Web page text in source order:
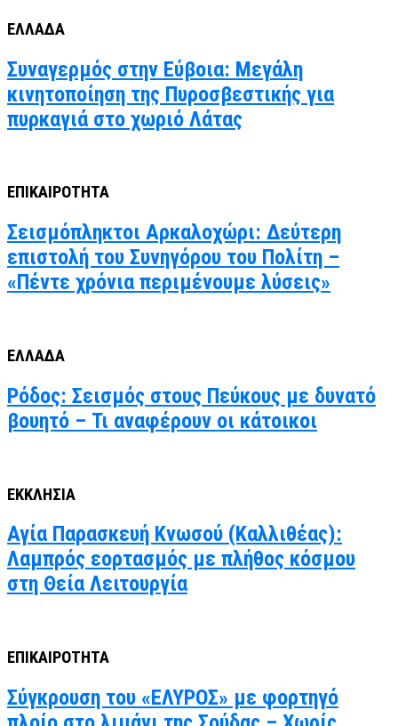
ΕΛΛΑΔΑ
Συναγερμός στην Εύβοια: Μεγάλη
κινητοποίηση της Πυροσβεστικής για
πυρκαγιά στο χωριό Λάτας
ΕΠΙΚΑΙΡΟΤΗΤΑ
Σεισμόπληκτοι Αρκαλοχώρι: Δεύτερη
επιστολή του Συνηγόρου του Πολίτη –
«Πέντε χρόνια περιμένουμε λύσεις»
ΕΛΛΑΔΑ
Ρόδος: Σεισμός στους Πεύκους με δυνατό
βουητό – Τι αναφέρουν οι κάτοικοι
ΕΚΚΛΗΣΙΑ
Αγία Παρασκευή Κνωσού (Καλλιθέας):
Λαμπρός εορτασμός με πλήθος κόσμου
στη Θεία Λειτουργία
ΕΠΙΚΑΙΡΟΤΗΤΑ
Σύγκρουση του «ΕΛΥΡΟΣ» με φορτηγό